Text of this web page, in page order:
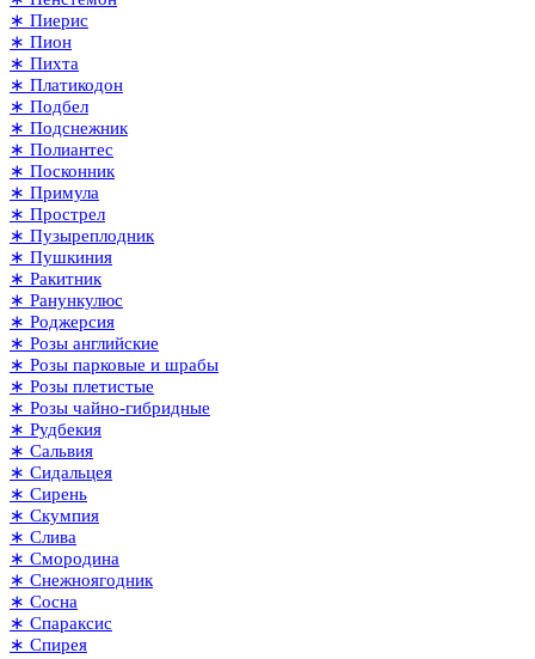
∗ Пиерис
∗ Пион
∗ Пихта
∗ Платикодон
∗ Подбел
∗ Подснежник
∗ Полиантес
∗ Посконник
∗ Примула
∗ Прострел
∗ Пузыреплодник
∗ Пушкиния
∗ Ракитник
∗ Ранункулюс
∗ Роджерсия
∗ Розы английские
∗ Розы парковые и шрабы
∗ Розы плетистые
∗ Розы чайно-гибридные
∗ Рудбекия
∗ Сальвия
∗ Сидальцея
∗ Сирень
∗ Скумпия
∗ Слива
∗ Смородина
∗ Снежноягодник
∗ Сосна
∗ Спараксис
∗ Спирея